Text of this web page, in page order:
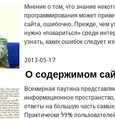
Мнение о том, что знание
программирования может
сайта, ошибочно. Прежде, чем
нужно «повариться» среди
узнать, каких ошибок следует
2013-05-17
О содержимом
Всемирная паутина
информационное
ответы на большую часть
Практически 99%